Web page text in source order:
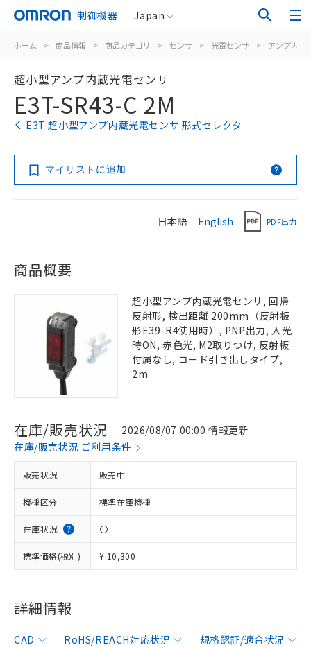
制御機器 Japan
ホーム > 商品情報 > 商品カテゴリ > センサ > 光電センサ > アンプ内蔵
超小型アンプ内蔵光電センサ
E3T-SR43-C 2M
E3T 超小型アンプ内蔵光電センサ 形式セレクタ
マイリストに追加
日本語 English PDF出力
商品概要
超小型アンプ内蔵光電センサ, 回帰
反射形, 検出距離 200mm（反射板
形E39-R4使用時）, PNP出力, 入光
時ON, 赤色光, M2取りつけ, 反射板
付属なし, コード引き出しタイプ,
2m
在庫/販売状況
2026/08/07 00:00 情報更新
在庫/販売状況 ご利用条件
販売状況 販売中
機種区分 標準在庫機種
在庫状況 〇
標準価格(税別) ¥ 10,300
詳細情報
CAD RoHS/REACH対応状況 規格認証/適合状況